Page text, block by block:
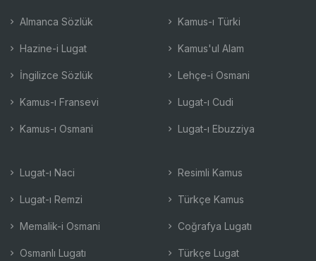
Almanca Sözlük
Hazine-i Lugat
İngilizce Sözlük
Kamus-ı Fransevi
Kamus-ı Osmani
Kamus-ı Türki
Kamus'ul Alam
Lehçe-i Osmani
Lugat-ı Cudi
Lugat-ı Ebuzziya
Lugat-ı Naci
Lugat-ı Remzi
Memalik-i Osmani
Osmanlı Lugatı
Resimli Kamus
Türkçe Kamus
Coğrafya Lugatı
Türkçe Lugat